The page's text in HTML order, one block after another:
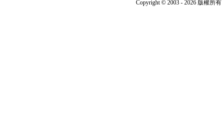
Copyright © 2003 - 2026 版權所有